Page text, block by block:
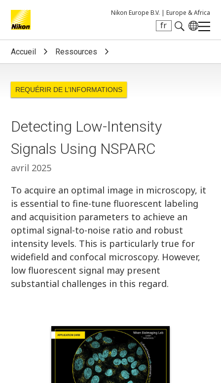
Nikon Europe B.V. | Europe & Africa
fr
Search keyword(s)
Accueil Ressources
REQUÉRIR DE L’INFORMATIONS
Detecting Low-Intensity
Signals Using NSPARC
avril 2025
To acquire an optimal image in microscopy, it
is essential to fine-tune fluorescent labeling
and acquisition parameters to achieve an
optimal signal-to-noise ratio and robust
intensity levels. This is particularly true for
widefield and confocal microscopy. However,
low fluorescent signal may present
substantial challenges in this regard.